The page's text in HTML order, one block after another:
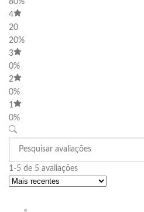
4
20
20%
3
0%
2
0%
1
0%
1-5 de 5 avaliações